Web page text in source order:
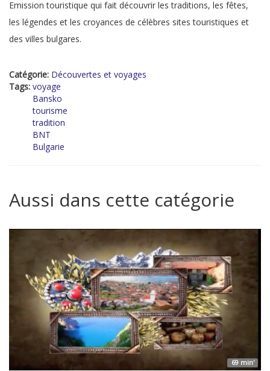
Emission touristique qui fait découvrir les traditions, les fêtes,
les légendes et les croyances de célèbres sites touristiques et
des villes bulgares.
Catégorie: Découvertes et voyages
Tags: voyage
Bansko
tourisme
tradition
BNT
Bulgarie
Aussi dans cette catégorie
69 min'